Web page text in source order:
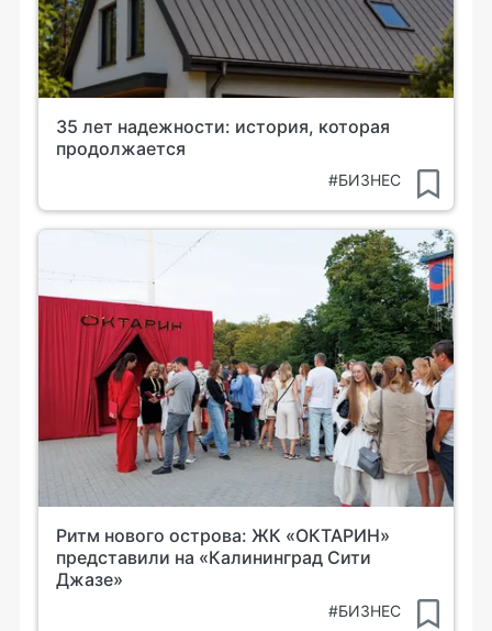
35 лет надежности: история, которая
продолжается
#БИЗНЕС
Ритм нового острова: ЖК «ОКТАРИН»
представили на «Калининград Сити
Джазе»
#БИЗНЕС